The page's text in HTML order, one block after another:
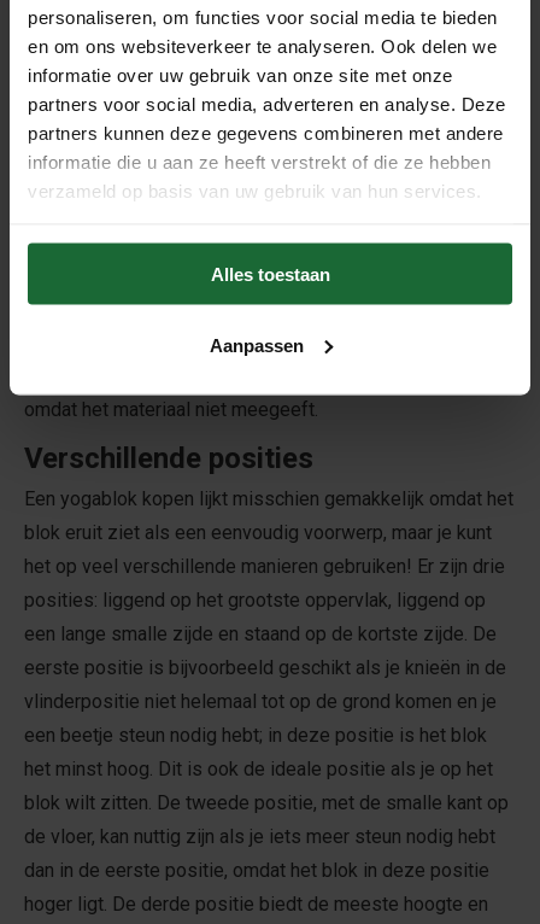
personaliseren, om functies voor social media te bieden
en om ons websiteverkeer te analyseren. Ook delen we
informatie over uw gebruik van onze site met onze
partners voor social media, adverteren en analyse. Deze
partners kunnen deze gegevens combineren met andere
informatie die u aan ze heeft verstrekt of die ze hebben
verzameld op basis van uw gebruik van hun services.
Alles toestaan
Aanpassen
voor u. Als u op zoek bent naar een complete yogaset in
een bepaalde kleur, is een schuimrubberen yogablok meer
geschikt, aangezien alleen de schuimrubberen
yogablokken in verschillende kleuren verkrijgbaar zijn.
Afgeronde hoeken
Aangezien u een yogablok vanuit verschillende hoeken
kunt gebruiken, is het belangrijk dat u nooit last heeft van
scherpe randen of hoeken. Daarom hebben alle
yogablokken afgeplatte hoeken die perfect zijn
afgeschuind, zodat u zelfs vanaf een schuine kant van de
omdat het materiaal niet meegeeft.
Verschillende posities
Een yogablok kopen lijkt misschien gemakkelijk omdat het
blok eruit ziet als een eenvoudig voorwerp, maar je kunt
het op veel verschillende manieren gebruiken! Er zijn drie
posities: liggend op het grootste oppervlak, liggend op
een lange smalle zijde en staand op de kortste zijde. De
eerste positie is bijvoorbeeld geschikt als je knieën in de
vlinderpositie niet helemaal tot op de grond komen en je
een beetje steun nodig hebt; in deze positie is het blok
het minst hoog. Dit is ook de ideale positie als je op het
blok wilt zitten. De tweede positie, met de smalle kant op
de vloer, kan nuttig zijn als je iets meer steun nodig hebt
dan in de eerste positie, omdat het blok in deze positie
hoger ligt. De derde positie biedt de meeste hoogte en